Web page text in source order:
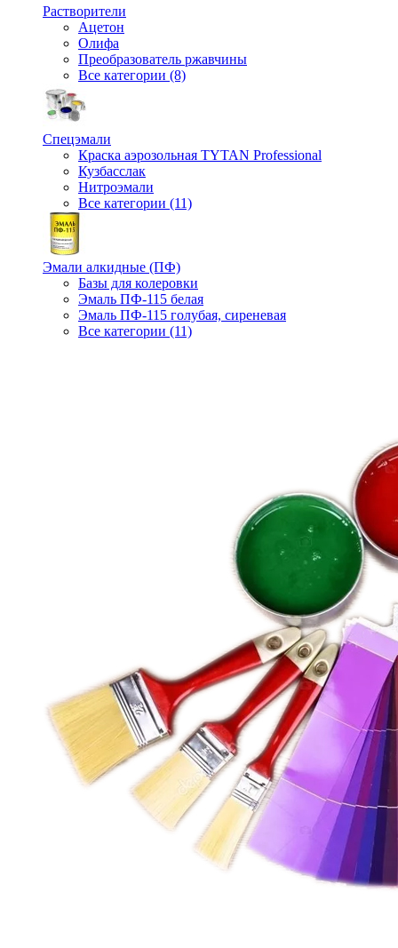
Растворители
Ацетон
Олифа
Преобразователь ржавчины
Все категории (8)
Спецэмали
Краска аэрозольная TYTAN Professional
Кузбасслак
Нитроэмали
Все категории (11)
Эмали алкидные (ПФ)
Базы для колеровки
Эмаль ПФ-115 белая
Эмаль ПФ-115 голубая, сиреневая
Все категории (11)